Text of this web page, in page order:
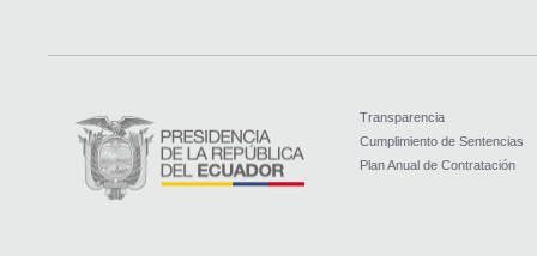
Transparencia
Cumplimiento de Sentencias
Plan Anual de Contratación